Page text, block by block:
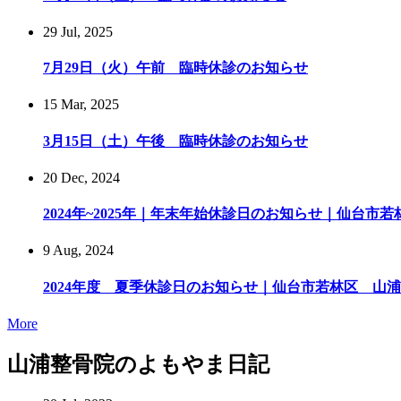
29 Jul, 2025
7月29日（火）午前 臨時休診のお知らせ
15 Mar, 2025
3月15日（土）午後 臨時休診のお知らせ
20 Dec, 2024
2024年~2025年｜年末年始休診日のお知らせ｜仙台市
9 Aug, 2024
2024年度 夏季休診日のお知らせ｜仙台市若林区 山
More
山浦整骨院のよもやま日記